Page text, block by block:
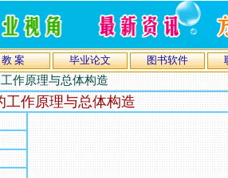
教 案 毕业论文 图书软件
作原理与总体构造
工作原理与总体构造